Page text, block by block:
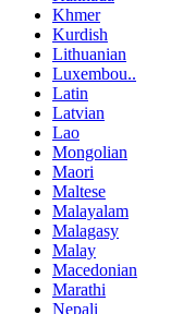
Khmer
Kurdish
Lithuanian
Luxembou..
Latin
Latvian
Lao
Mongolian
Maori
Maltese
Malayalam
Malagasy
Malay
Macedonian
Marathi
Nepali